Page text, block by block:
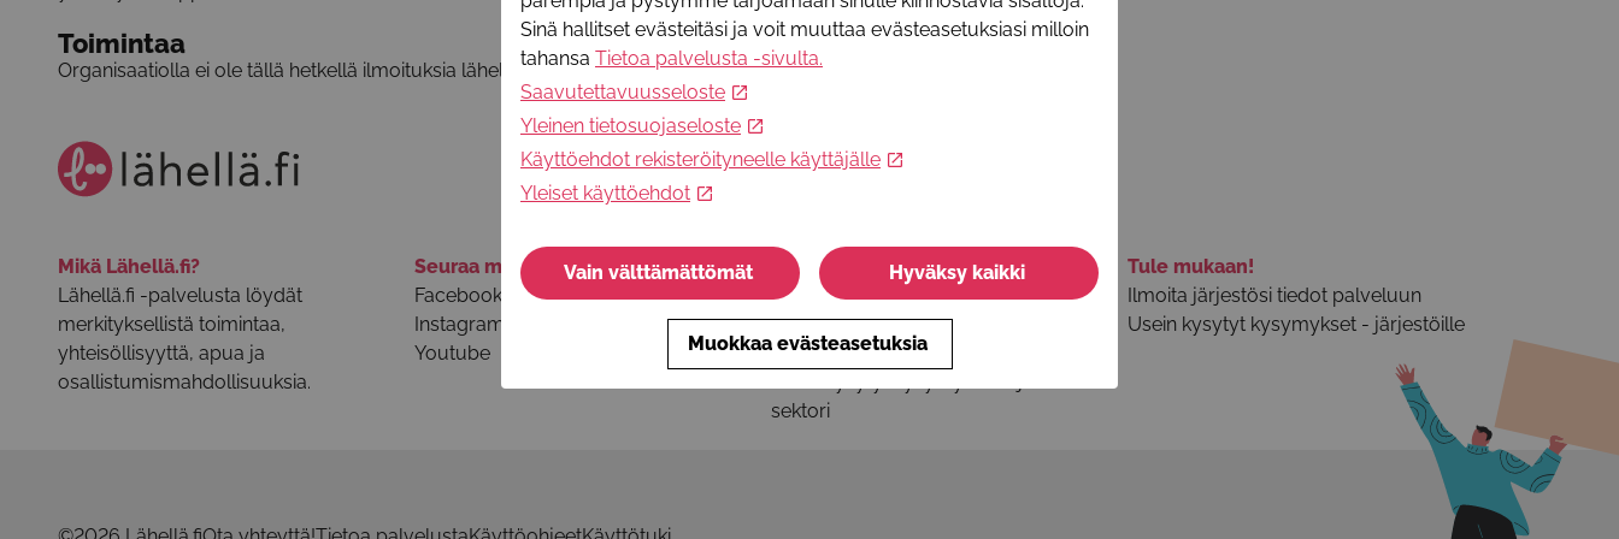
Toimintaa
Organisaatiolla ei ole tällä hetkellä ilmoituksia lähellä.fi-palvelussa.
Mikä Lähellä.fi?
Lähellä.fi -palvelusta löydät
merkityksellistä toimintaa,
yhteisöllisyyttä, apua ja
osallistumismahdollisuuksia.
Seuraa meitä somessa
Facebook
Instagram
Youtube
Tietoa palvelusta
Palvelun käyttöohjeet
Selosteet ja käyttöehdot
Ota yhteyttä
sektori
Tule mukaan!
Ilmoita järjestösi tiedot palveluun
Usein kysytyt kysymykset - järjestöille
Sinä hallitset evästeitäsi ja voit muuttaa evästeasetuksiasi milloin
tahansa Tietoa palvelusta -sivulta.
Saavutettavuusseloste
Yleinen tietosuojaseloste
Käyttöehdot rekisteröityneelle käyttäjälle
Yleiset käyttöehdot
Vain välttämättömät Hyväksy kaikki
Muokkaa evästeasetuksia